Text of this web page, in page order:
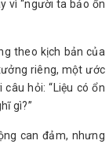
vì “người ta bảo ổn
theo kịch bản của
riêng, một ước
hỏi: “Liệu có ổn
gì?”
can đảm, nhưng